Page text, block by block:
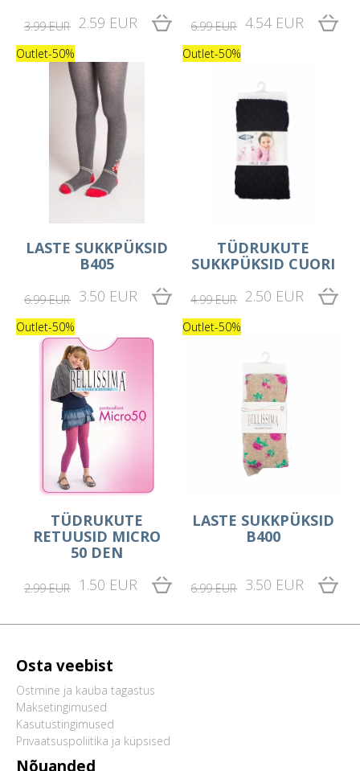
3.99 EUR 2.59 EUR 6.99 EUR 4.54 EUR
Outlet-50%
LASTE SUKKPÜKSID
B405
6.99 EUR 3.50 EUR
Outlet-50%
TÜDRUKUTE
SUKKPÜKSID CUORI
4.99 EUR 2.50 EUR
Outlet-50%
TÜDRUKUTE
RETUUSID MICRO
50 DEN
2.99 EUR 1.50 EUR
Outlet-50%
LASTE SUKKPÜKSID
B400
6.99 EUR 3.50 EUR
Osta veebist
Ostmine ja kauba tagastus
Maksetingimused
Kasutustingimused
Privaatsuspoliitika ja küpsised
Nõuanded